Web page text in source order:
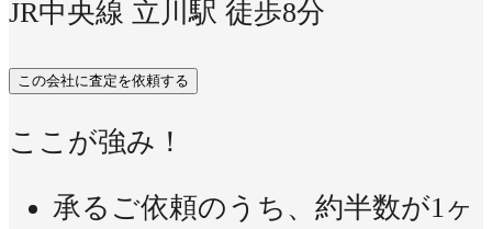
JR中央線 立川駅 徒歩8分
この会社に査定を依頼する
ここが強み！
承るご依頼のうち、約半数が1ヶ